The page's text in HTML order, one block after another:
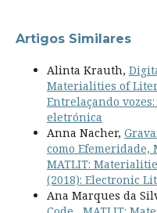
Artigos Similares
Alinta Krauth,
Materialities of
Entrelaçando
eletrónica
Anna Nacher,
como Efemeridade,
MATLIT:
(2018): Electronic
Ana Marques da